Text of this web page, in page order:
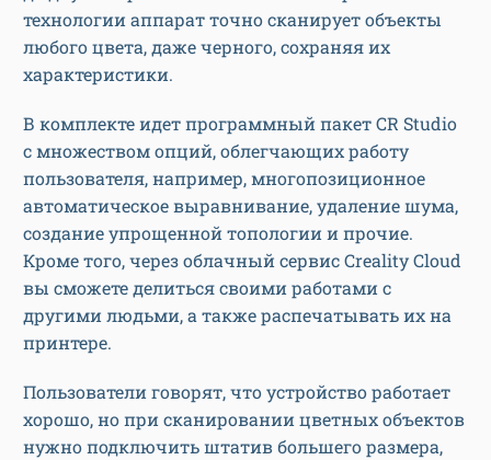
технологии аппарат точно сканирует объекты
любого цвета, даже черного, сохраняя их
характеристики.
В комплекте идет программный пакет CR Studio
с множеством опций, облегчающих работу
пользователя, например, многопозиционное
автоматическое выравнивание, удаление шума,
создание упрощенной топологии и прочие.
Кроме того, через облачный сервис Creality Cloud
вы сможете делиться своими работами с
другими людьми, а также распечатывать их на
принтере.
Пользователи говорят, что устройство работает
хорошо, но при сканировании цветных объектов
нужно подключить штатив большего размера,